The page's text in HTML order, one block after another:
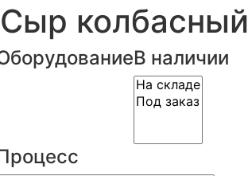
Сыр колбасный
В наличии